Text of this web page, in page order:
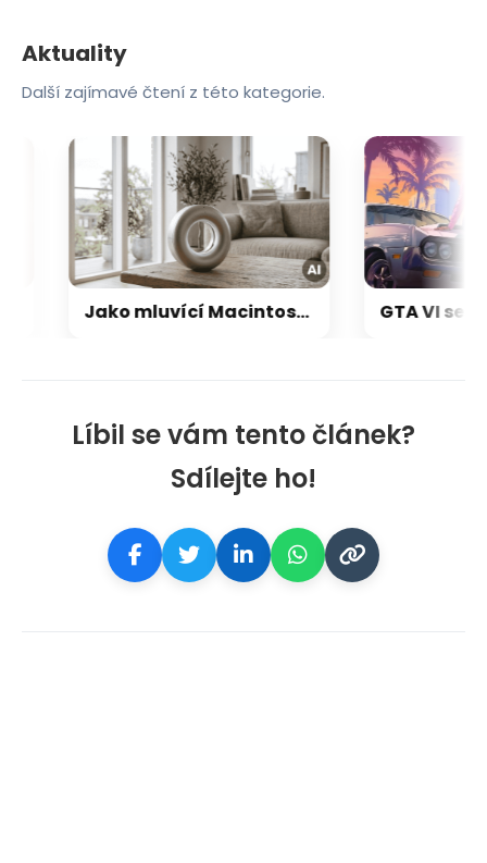
Líbil se vám tento článek?
Sdílejte ho!
Aktuality
Další zajímavé čtení z této kategorie.
Jako mluvící Macintosh: OpenAI a Jony Ive chystají přelomový repráček, který bude reagovat i pohybem